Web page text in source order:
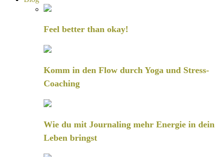
Feel better than okay!
Komm in den Flow durch Yoga und Stress-
Coaching
Wie du mit Journaling mehr Energie in dein
Leben bringst